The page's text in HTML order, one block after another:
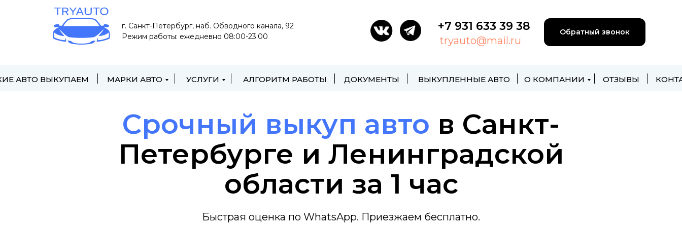
г. Санкт-Петербург, наб. Обводного канала, 92
Режим работы: ежедневно 08:00-23:00
+7 931 633 39 38
tryauto@mail.ru
Обратный звонок
АВТО ВЫКУПАЕМ МАРКИ АВТО УСЛУГИ АЛГОРИТМ РАБОТЫ О КОМПАНИИ ОТЗЫВЫ
ВЫКУПЛЕННЫЕ АВТО
ДОКУМЕНТЫ
Срочный выкуп авто в Санкт-
Петербурге и Ленинградской
области за 1 час
Быстрая оценка по WhatsApp. Приезжаем бесплатно.